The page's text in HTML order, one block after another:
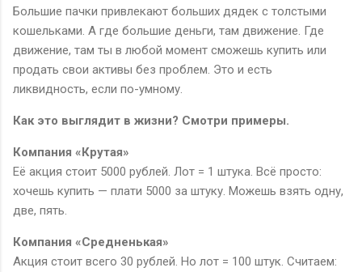
Большие пачки привлекают больших дядек с толстыми
кошельками. А где большие деньги, там движение. Где
движение, там ты в любой момент сможешь купить или
продать свои активы без проблем. Это и есть
ликвидность, если по-умному.
Как это выглядит в жизни? Смотри примеры.
Компания «Крутая»
Её акция стоит 5000 рублей. Лот = 1 штука. Всё просто:
хочешь купить — плати 5000 за штуку. Можешь взять одну,
две, пять.
Компания «Средненькая»
Акция стоит всего 30 рублей. Но лот = 100 штук. Считаем: